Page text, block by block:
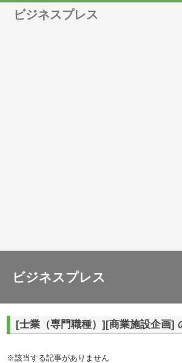
ビジネスプレス
ビジネスプレス
[士業（専門職種）][商業施設企画]
※該当する記事がありません